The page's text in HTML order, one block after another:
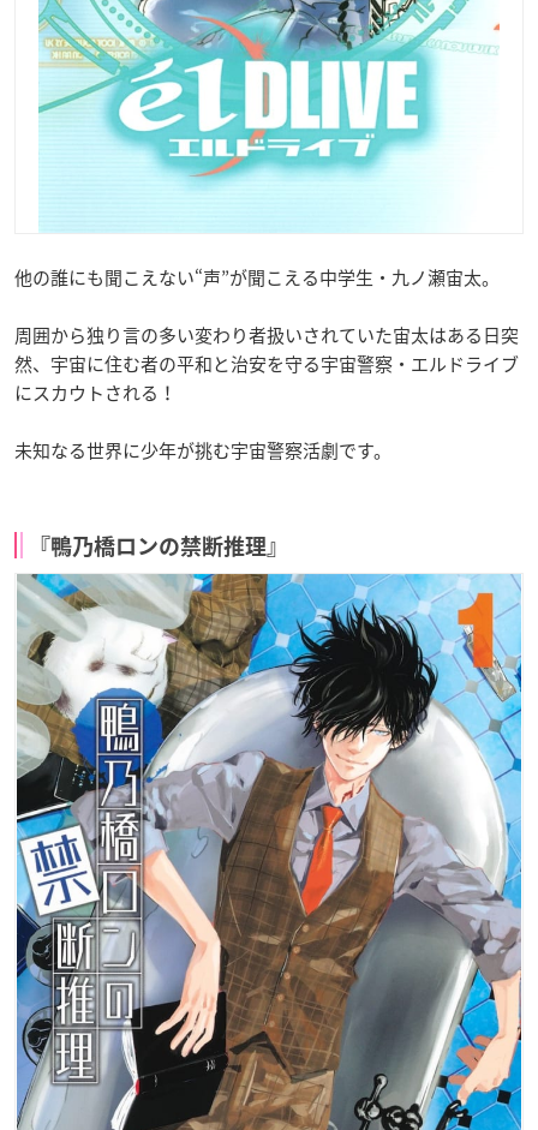
他の誰にも聞こえない“声”が聞こえる中学生・九ノ瀬宙太。
周囲から独り言の多い変わり者扱いされていた宙太はある日突
然、宇宙に住む者の平和と治安を守る宇宙警察・エルドライブ
にスカウトされる！
未知なる世界に少年が挑む宇宙警察活劇です。
『鴨乃橋ロンの禁断推理』